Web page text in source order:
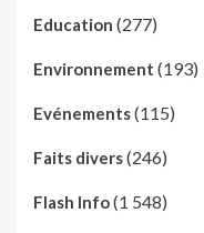
Education (277)
Environnement (193)
Evénements(115)
Faits divers(246)
Flash Info(1 548)